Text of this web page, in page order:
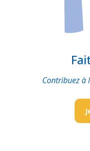
Contribuez à